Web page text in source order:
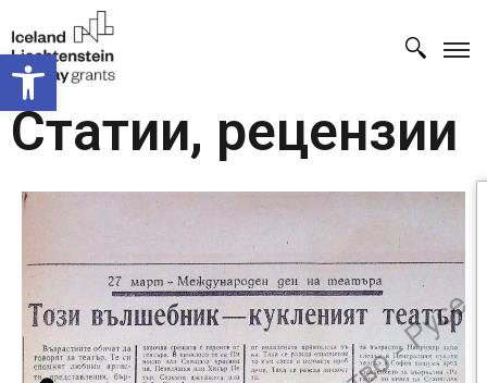
Open toolbar
Статии, рецензии